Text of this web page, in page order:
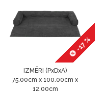
-17 %
IZMĒRI (PxDxA)
75.00cm x 100.00cm x
12.00cm